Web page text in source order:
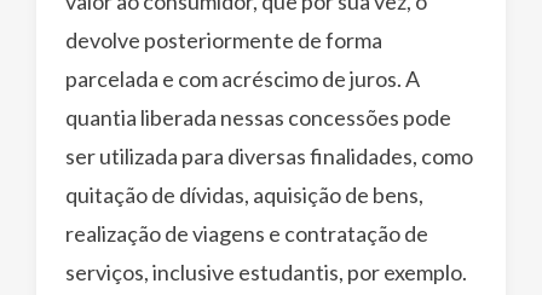
devolve posteriormente de forma
parcelada e com acréscimo de juros. A
quantia liberada nessas concessões pode
ser utilizada para diversas finalidades, como
quitação de dívidas, aquisição de bens,
realização de viagens e contratação de
serviços, inclusive estudantis, por exemplo.